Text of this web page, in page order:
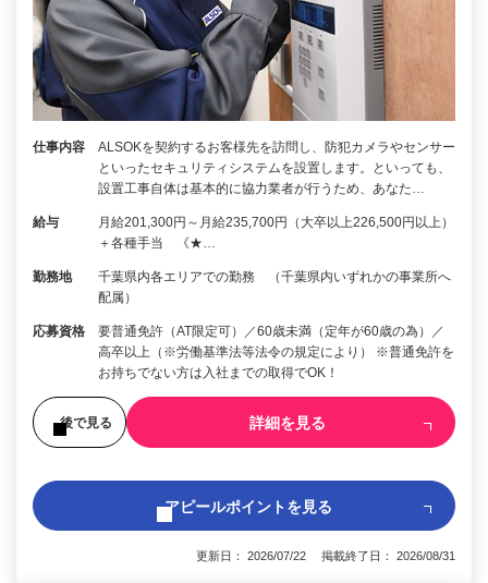
仕事内容
ALSOKを契約するお客様先を訪問し、防犯カメラやセンサー
といったセキュリティシステムを設置します。といっても、
設置工事自体は基本的に協力業者が行うため、あなた…
給与
月給201,300円～月給235,700円（大卒以上226,500円以上）
＋各種手当 《★…
勤務地
千葉県内各エリアでの勤務 （千葉県内いずれかの事業所へ
配属）
応募資格
要普通免許（AT限定可）／60歳未満（定年が60歳の為）／
高卒以上（※労働基準法等法令の規定により） ※普通免許を
お持ちでない方は入社までの取得でOK！
後で見る 詳細を見る
アピールポイントを見る
更新日： 2026/07/22 掲載終了日： 2026/08/31